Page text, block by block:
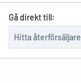
Gå direkt till: